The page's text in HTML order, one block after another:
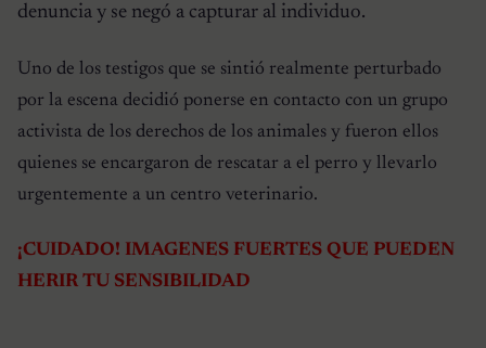
denuncia y se negó a capturar al individuo.
Uno de los testigos que se sintió realmente perturbado
por la escena decidió ponerse en contacto con un grupo
activista de los derechos de los animales y fueron ellos
quienes se encargaron de rescatar a el perro y llevarlo
urgentemente a un centro veterinario.
¡CUIDADO! IMAGENES FUERTES QUE PUEDEN
HERIR TU SENSIBILIDAD